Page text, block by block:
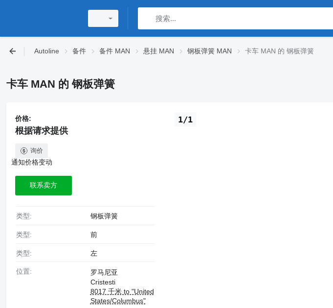
Autoline 备件 备件 MAN 悬挂 MAN 钢板弹簧 MAN 卡车 MAN 的 钢板弹簧
卡车 MAN 的 钢板弹簧
1/1
价格:
根据请求提供
询价
通知价格变动
联系卖方
类型: 钢板弹簧
类型: 前
类型: 左
位置:
罗马尼亚
Cristesti
8017 千米 to "United
States/Columbus"